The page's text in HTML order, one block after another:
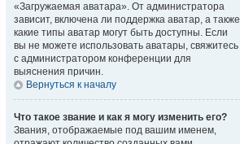
«Загружаемая аватара». От администратора
зависит, включена ли поддержка аватар, а также
какие типы аватар могут быть доступны. Если
вы не можете использовать аватары, свяжитесь
с администратором конференции для
выяснения причин.
Вернуться к началу
Что такое звание и как я могу изменить его?
Звания, отображаемые под вашим именем,